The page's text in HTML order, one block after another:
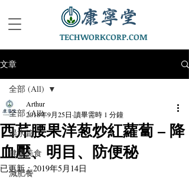
TECHWORKCORP.COM
文章
全部 (All)
湯水篇
健康美食
減肥餐
全部 (All)
西芹腰果洋葱炒紅蘿蔔 – 降
血壓、明目、防便秘
Arthur
2018年9月25日 讀畢需時 1 分鐘
已更新：2019年5月14日